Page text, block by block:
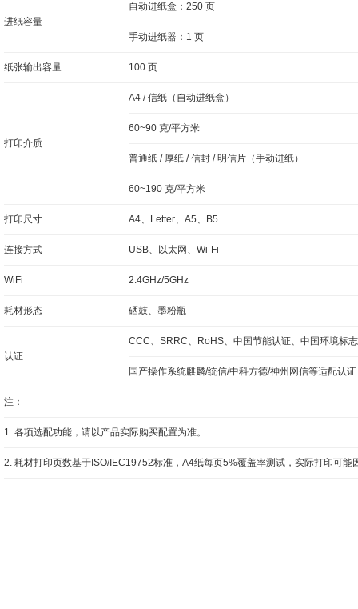
进纸容量
自动进纸盒：250 页
手动进纸器：1 页
纸张输出容量 100 页
打印介质
A4 / 信纸（自动进纸盒）
60~90 克/平方米
普通纸 / 厚纸 / 信封 / 明信片（手动进纸）
60~190 克/平方米
打印尺寸 A4、Letter、A5、B5
连接方式 USB、以太网、Wi-Fi
WiFi 2.4GHz/5GHz
耗材形态 硒鼓、墨粉瓶
认证
CCC、SRRC、RoHS、中国节能认证、中国环境标
国产操作系统麒麟/统信/中科方德/神州网信等适配认证
注：
1. 各项选配功能，请以产品实际购买配置为准。
2. 耗材打印页数基于ISO/IEC19752标准，A4纸每页5%覆盖率测试，实际打印可能